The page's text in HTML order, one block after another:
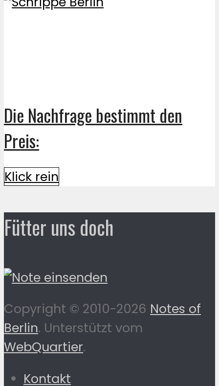
Die Nachfrage bestimmt den
Preis:
Klick rein
Fütter uns doch
Copyright © 2010-2026 Notes of
Berlin. Unterstützt vom
WebQuartier.
Kontakt